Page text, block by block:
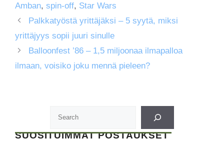
Amban, spin-off, Star Wars
Palkkatyöstä yrittäjäksi – 5 syytä, miksi
yrittäjyys sopii juuri sinulle
Balloonfest ’86 – 1,5 miljoonaa ilmapalloa
ilmaan, voisiko joku mennä pieleen?
SUOSITUIMMAT POSTAUKSET